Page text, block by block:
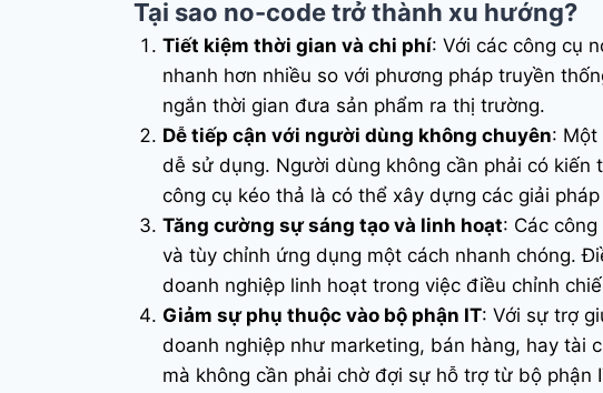
Tại sao no-code trở thành xu hướng?
Tiết kiệm thời gian và chi phí: Với các công cụ
nhanh hơn nhiều so với phương pháp truyền
ngắn thời gian đưa sản phẩm ra thị trường.
Dễ tiếp cận với người dùng không chuyên: Một
dễ sử dụng. Người dùng không cần phải có
công cụ kéo thả là có thể xây dựng các giải
Tăng cường sự sáng tạo và linh hoạt: Các
và tùy chỉnh ứng dụng một cách nhanh chóng.
doanh nghiệp linh hoạt trong việc điều chỉnh
Giảm sự phụ thuộc vào bộ phận IT: Với sự trợ
doanh nghiệp như marketing, bán hàng, hay tài
mà không cần phải chờ đợi sự hỗ trợ từ bộ phận